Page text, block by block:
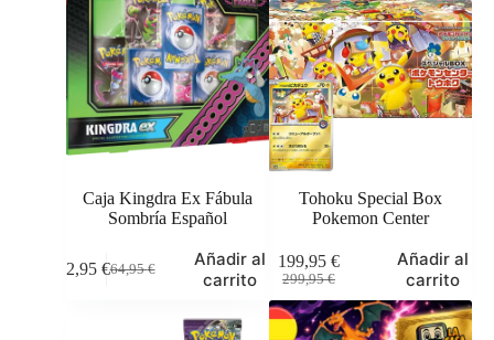
Caja Kingdra Ex Fábula
Sombría Español
64,95€
El
62,95 €El
Añadir al
carrito
Tohoku Special Box
Pokemon Center
299,95€
El
precio
original
199,95 €
El
precio
actual
Añadir al
carrito